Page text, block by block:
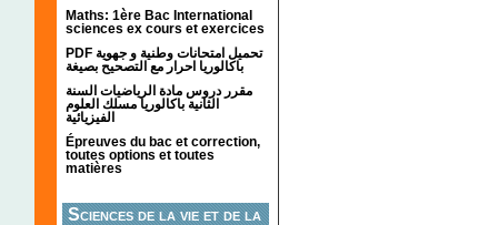
Maths: 1ère Bac International
sciences ex cours et exercices
PDF تحميل امتحانات وطنية و جهوية
باكالوريا احرار مع التصحيح بصيغة
مقرر دروس مادة الرياضيات السنة
الثانية باكالوريا مسلك العلوم
الفيزيائية
Épreuves du bac et correction,
toutes options et toutes
matières
Sciences de la vie et de la